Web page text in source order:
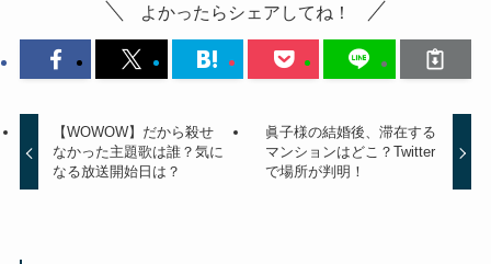
よかったらシェアしてね！
【WOWOW】だから殺せ
なかった主題歌は誰？気に
なる放送開始日は？
眞子様の結婚後、滞在する
マンションはどこ？Twitter
で場所が判明！